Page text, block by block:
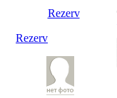
Rezerv
Rezerv